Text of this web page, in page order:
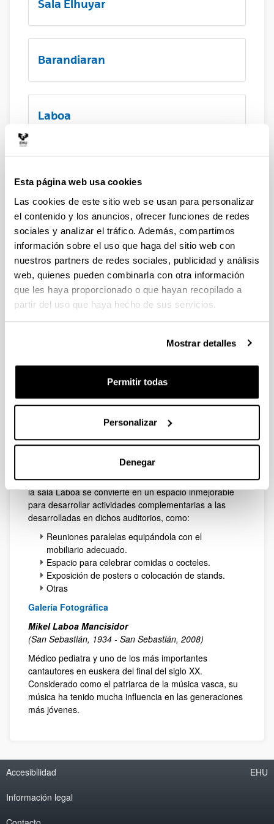
Esta página web usa cookies
Las cookies de este sitio web se usan para personalizar
el contenido y los anuncios, ofrecer funciones de redes
sociales y analizar el tráfico. Además, compartimos
información sobre el uso que haga del sitio web con
nuestros partners de redes sociales, publicidad y análisis
web, quienes pueden combinarla con otra información
que les haya proporcionado o que hayan recopilado a
partir del uso que haya hecho de sus servicios.
Mostrar detalles
Permitir todas
Personalizar
Denegar
Sala Elhuyar
Barandiaran
Laboa
Terraza Menchu Gal
Sala Laboa
Se trata de un espacio diáfano de 110 m² apropiado
debido a las posibilidades que ofrece una sala como
esta y a hallarse junto a los auditorios Baroja y Arriaga,
la sala Laboa se convierte en un espacio inmejorable
para desarrollar actividades complementarias a las
desarrolladas en dichos auditorios, como:
Reuniones paralelas equipándola con el
mobiliario adecuado.
Espacio para celebrar comidas o cocteles.
Exposición de posters o colocación de stands.
Otras
Galería Fotográfica
Mikel Laboa Mancisidor
(San Sebastián, 1934 - San Sebastián, 2008)
Médico pediatra y uno de los más importantes
cantautores en euskera del final del siglo XX.
Considerado como el patriarca de la música vasca, su
música ha tenido mucha influencia en las generaciones
más jóvenes.
Accesibilidad
Información legal
EHU